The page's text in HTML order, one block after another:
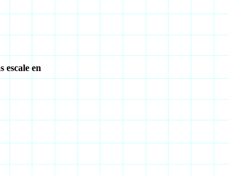
escale en